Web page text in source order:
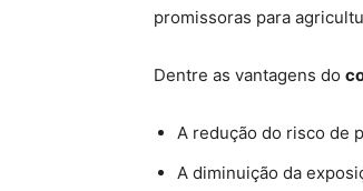
promissoras para
Dentre as vantagens do
A redução do risco de
A diminuição da